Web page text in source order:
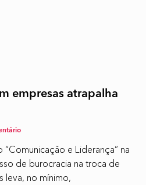
empresas atrapalha
“Comunicação e Liderança” na
de burocracia na troca de
leva, no mínimo,